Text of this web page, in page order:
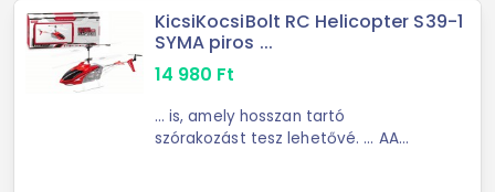
KicsiKocsiBolt RC Helicopter S39-1
SYMA piros ...
14 980 Ft
... is, amely hosszan tartó
szórakozást tesz lehetővé. ... AA